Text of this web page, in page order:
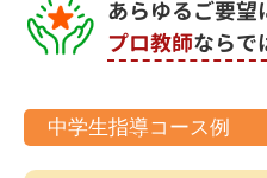
あらゆるご要望
プロ教師ならで
中学生指導コース例